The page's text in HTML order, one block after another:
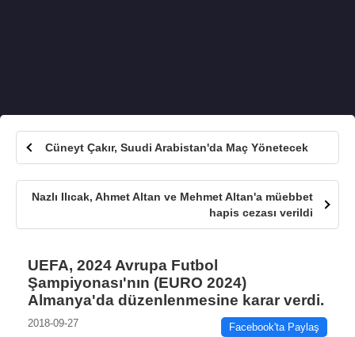
Cüneyt Çakır, Suudi Arabistan'da Maç Yönetecek
Nazlı Ilıcak, Ahmet Altan ve Mehmet Altan'a müebbet
hapis cezası verildi
UEFA, 2024 Avrupa Futbol
Şampiyonası'nın (EURO 2024)
Almanya'da düzenlenmesine karar verdi.
2018-09-27 Facebook'ta Paylaş